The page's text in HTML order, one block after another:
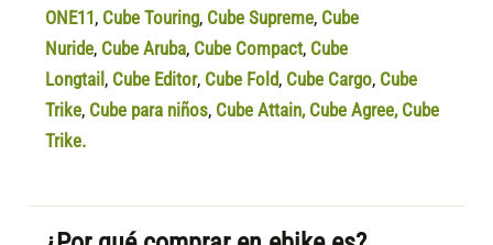
ONE11, Cube Touring, Cube Supreme, Cube
Nuride, Cube Aruba, Cube Compact, Cube
Longtail , Cube Editor, Cube Fold, Cube Cargo, Cube
Trike, Cube para niños, Cube Attain, Cube Agree, Cube
Trike.